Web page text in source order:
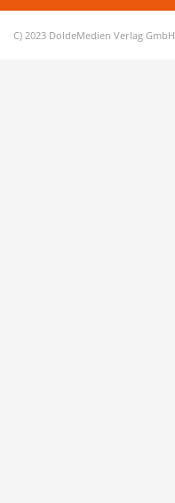
C) 2023 DoldeMedien Verlag GmbH